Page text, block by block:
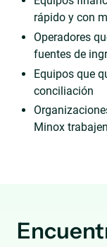
rápido y con
Operadores
fuentes de
Equipos que
conciliación
Minox